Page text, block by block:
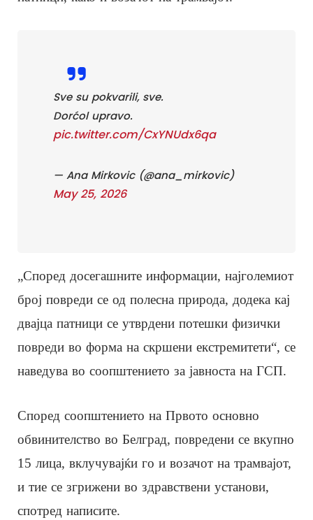
Sve su pokvarili, sve.
Dorćol upravo.
pic.twitter.com/CxYNUdx6qa
— Ana Mirkovic (@ana_mirkovic)
May 25, 2026
„Според досегашните информации, најголемиот
број повреди се од полесна природа, додека кај
двајца патници се утврдени потешки физички
повреди во форма на скршени екстремитети“, се
наведува во соопштението за јавноста на ГСП.
Според соопштението на Првото основно
обвинителство во Белград, повредени се вкупно
15 лица, вклучувајќи го и возачот на трамвајот,
и тие се згрижени во здравствени установи,
спотред написите.